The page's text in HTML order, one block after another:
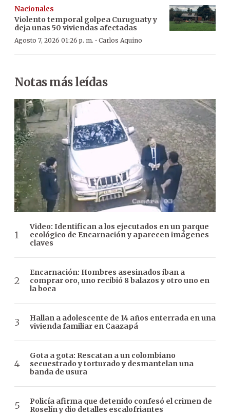
Nacionales
Violento temporal golpea Curuguaty y
deja unas 50 viviendas afectadas
Agosto 7, 2026 01:26 p. m. · Carlos Aquino
Notas más leídas
Video: Identifican a los ejecutados en un parque
ecológico de Encarnación y aparecen imágenes
claves
Encarnación: Hombres asesinados iban a
comprar oro, uno recibió 8 balazos y otro uno en
la boca
Hallan a adolescente de 14 años enterrada en una
vivienda familiar en Caazapá
Gota a gota: Rescatan a un colombiano
secuestrado y torturado y desmantelan una
banda de usura
Policía afirma que detenido confesó el crimen de
Roselín y dio detalles escalofriantes